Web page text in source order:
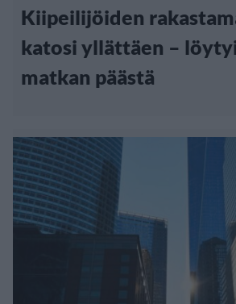
Kiipeilijöiden
katosi yllättäen –
matkan päästä